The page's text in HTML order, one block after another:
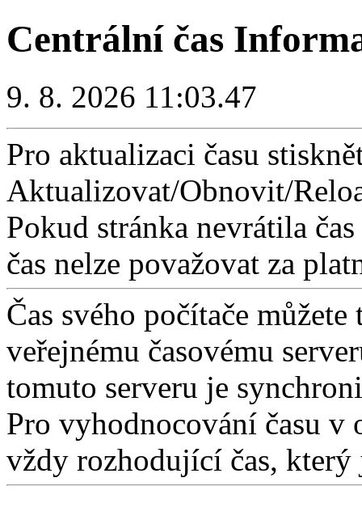
Centrální čas
9. 8. 2026 11:03.47
Pro aktualizaci času
Aktualizovat/Obnovit/
Pokud stránka nevrátila
čas nelze považovat za
Čas svého počítače
veřejnému časovému
tomuto serveru je
Pro vyhodnocování času v
vždy rozhodující čas, který